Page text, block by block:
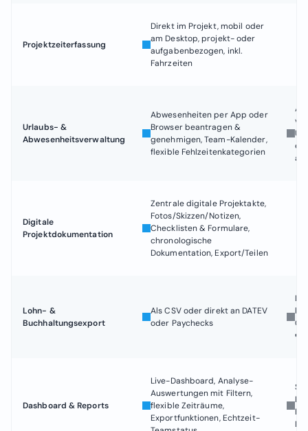
Projektzeiterfassung Ja
Direkt im Projekt, mobil oder
am Desktop, projekt- oder
aufgabenbezogen, inkl.
Fahrzeiten
Urlaubs- &
Abwesenheitsverwaltung
Ja
Abwesenheiten per App oder
Browser beantragen &
genehmigen, Team-Kalender,
flexible Fehlzeitenkategorien
ab
Digitale
Projektdokumentation
Ja
Zentrale digitale Projektakte,
Fotos/Skizzen/Notizen,
Checklisten & Formulare,
chronologische
Dokumentation, Export/Teilen
Lohn- &
Buchhaltungsexport
Ja
Als CSV oder direkt an DATEV
oder Paychecks
€/
Dashboard & Reports Ja
Live-Dashboard, Analyse-
Auswertungen mit Filtern,
flexible Zeiträume,
Exportfunktionen, Echtzeit-